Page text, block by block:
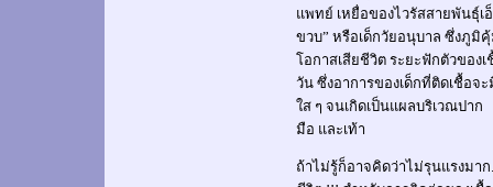
แพทย์ เหยื่อของไวรัสสายพันธุ์เ
ขวบ” หรือเด็กวัยอนุบาล ซึ่งภูมิ
โอกาสเสียชีวิต ระยะฟักตัวของ
วัน ซึ่งอาการของเด็กที่ติดเชื้อจ
ใส ๆ จนเกิดเป็นแผลบริเวณปาก
มือ และเท้า
ถ้าไม่รู้ก็อาจคิดว่าไม่รุนแรงมา